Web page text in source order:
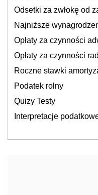
Odsetki za zwłokę od
Najniższe
Opłaty za czynności
Opłaty za czynności
Roczne stawki
Podatek rolny
Quizy Testy
Interpretacje